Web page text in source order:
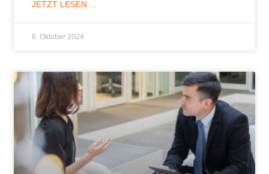
JETZT LESEN ...
8. Oktober 2024